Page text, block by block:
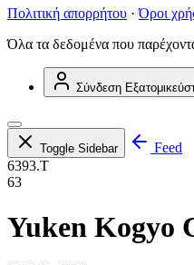
Πολιτική απορρήτου · Όροι
Όλα τα δεδομένα που
Σύνδεση
Toggle Sidebar
Feed
6393.T
63
Yuken Kogyo